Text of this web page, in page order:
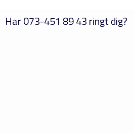
Har073-451 89 43ringt dig?